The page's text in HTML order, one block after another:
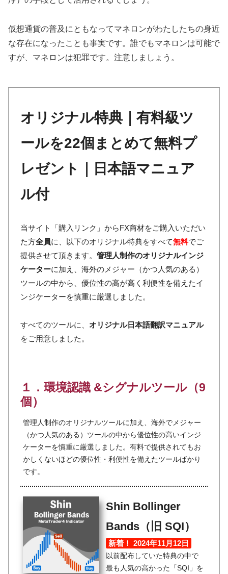
仮想通貨の普及にともなってマネロンがわたしたちの身近
な存在になったことも事実です。誰でもマネロンは可能で
すが、マネロンは犯罪です。注意しましょう。
オリジナル特典｜有料級ツ
ールを22個まとめて無料プ
レゼント｜日本語マニュア
ル付
当サイト「購入リンク」からFX商材をご購入いただい
た方全員に、以下のオリジナル特典をすべて無料でご
提供させて頂きます。 管理人制作のオリジナルインジ
ケーターに加え、海外のメジャー（かつ人気のある）
ツールの中から、優位性の高が高く利便性を備えたイ
ンジケーターを慎重に厳選しました。
すべてのツールに、 オリジナル日本語翻訳マニュアル
をご用意しました。
１．環境認識 &シグナルツール（9
個）
管理人制作のオリジナルツールに加え、海外でメジャー
（かつ人気のある）ツールの中から優位性の高いインジ
ケーターを慎重に厳選しました。有料で提供されてもお
かしくないほどの優位性・利便性を備えたツールばかり
です。
Shin Bollinger
Bands（旧 SQI）
新着！ 2024年11月12日
以前配布していた特典の中で
最も人気の高かった「SQI」を